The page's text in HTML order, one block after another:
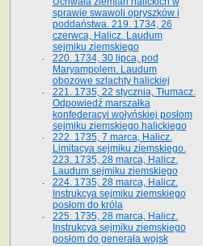
sprawie swawoli opryszków i
poddaństwa. 219. 1734, 26
czerwca, Halicz. Laudum
sejmiku ziemskiego
220. 1734, 30 lipca, pod
Maryampolem. Laudum
obozowe szlachty halickiej
221. 1735, 22 stycznia, Tłumacz.
Odpowiedź marszałka
konfederacyi wołyńskiej posłom
sejmiku ziemskiego halickiego
222. 1735, 7 marca, Halicz.
Limitacya sejmiku ziemskiego.
223. 1735, 28 marca, Halicz.
Laudum sejmiku ziemskiego
224. 1735, 28 marca, Halicz.
Instrukcya sejmiku ziemskiego
posłom do króla
225. 1735, 28 marca, Halicz.
Instrukcya sejmiku ziemskiego
posłom do generała wojsk